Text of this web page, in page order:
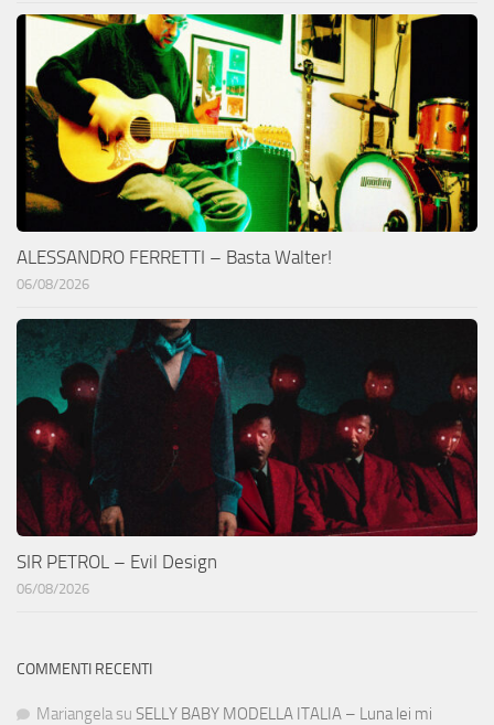
ALESSANDRO FERRETTI – Basta Walter!
06/08/2026
SIR PETROL – Evil Design
06/08/2026
COMMENTI RECENTI
Mariangela su SELLY BABY MODELLA ITALIA – Luna lei mi